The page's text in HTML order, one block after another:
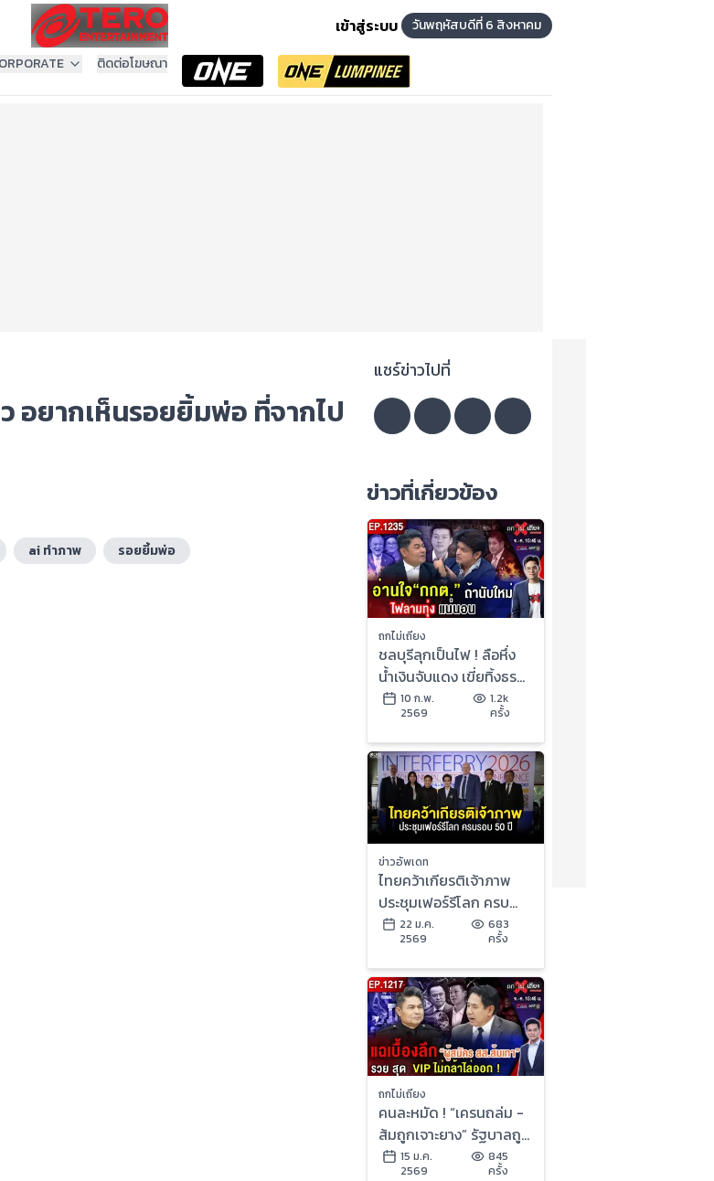
เข้าสู่ระบบ
วันพฤหัสบดีที่ 6 สิงหาคม
ติดต่อโฆษณา
อยากเห็นรอยยิ้มพ่อ ที่จากไป
ai ทำภาพ รอยยิ้มพ่อ
แชร์ข่าวไปที่
ข่าวที่เกี่ยวข้อง
ถกไม่เถียง
ชลบุรีลุกเป็นไฟ ! ลือหึ่ง
น้ำเงินจับแดง เขี่ยทิ้งธร
รมนัส รัฐบาลหนู อายุสั้น
? #ถกไม่เถียง
10 ก.พ.
2569
1.2k
ครั้ง
ข่าวอัพเดท
ไทยคว้าเกียรติเจ้าภาพ
ประชุมเฟอร์รีโลก ครบ
รอบ 50 ปี
22 ม.ค.
2569
683
ครั้ง
ถกไม่เถียง
คนละหมัด ! “เครนถล่ม -
ส้มถูกเจาะยาง” รัฐบาลถูก
ด่า สุดระอา “กา” เบอร์ไหน
15 ม.ค.
2569
845
ครั้ง